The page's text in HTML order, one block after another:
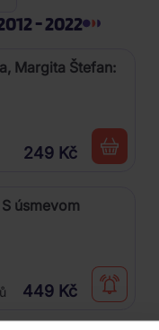
- 2022
Margita Štefan:
249 Kč
úsmevom
449 Kč